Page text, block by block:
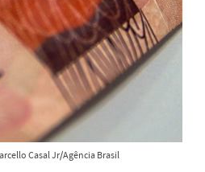
Casal Jr/Agência Brasil